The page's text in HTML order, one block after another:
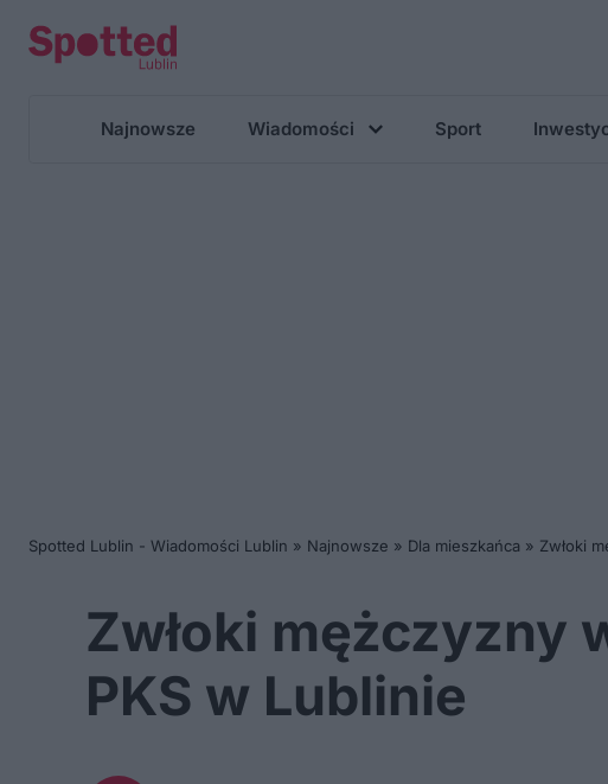
Najnowsze Wiadomości Sport
Spotted Lublin - Wiadomości Lublin » Najnowsze » Dla mieszkańca » Zwłoki
Zwłoki mężczyzny
PKS w Lublinie